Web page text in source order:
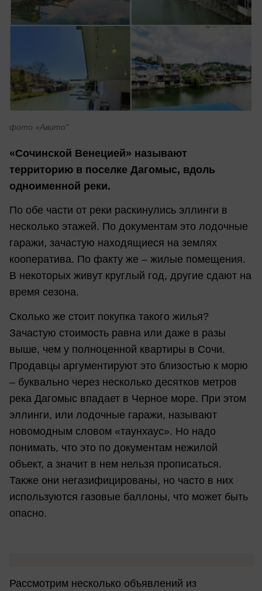
фото «Авито"
«Сочинской Венецией» называют
территорию в поселке Дагомыс, вдоль
одноименной реки.
По обе части от реки раскинулись эллинги в
несколько этажей. По документам это лодочные
гаражи, зачастую находящиеся на землях
кооператива. По факту же – жилые помещения.
В некоторых живут круглый год, другие сдают на
время сезона.
Сколько же стоит покупка такого жилья?
Зачастую стоимость равна или даже в разы
выше, чем у полноценной квартиры в Сочи.
Продавцы аргументируют это близостью к морю
– буквально через несколько десятков метров
река Дагомыс впадает в Черное море. При этом
эллинги, или лодочные гаражи, называют
новомодным словом «таунхаус». Но надо
понимать, что это по документам нежилой
объект, а значит в нем нельзя прописаться.
Также они негазифицированы, но часто в них
используются газовые баллоны, что может быть
опасно.
Рассмотрим несколько объявлений из